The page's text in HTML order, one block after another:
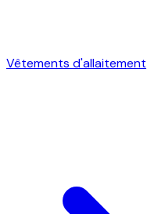
Vêtements d'allaitement